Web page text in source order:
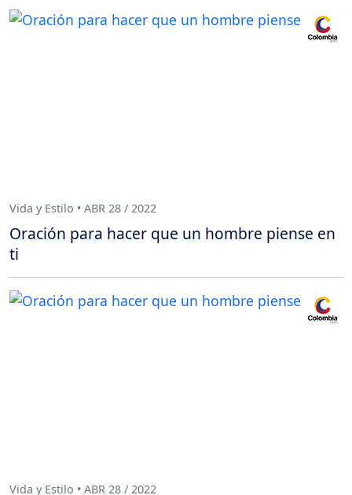
Vida y Estilo • ABR 28 / 2022
Oración para hacer que un hombre piense en
ti
Vida y Estilo • ABR 28 / 2022